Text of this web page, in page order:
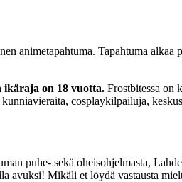
animetapahtuma. Tapahtuma alkaa
ikäraja on 18 vuotta. Frostbitessa on
cosplaykilpailuja,
puhe- sekä oheisohjelmasta,
avuksi! Mikäli et löydä vastausta